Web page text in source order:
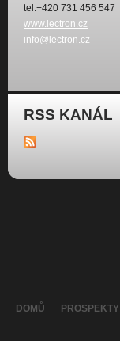
tel.+420 731 456 547
www.lectron.cz
info@lectron.cz
RSS KANÁL
DOMŮ PROSPEKTY